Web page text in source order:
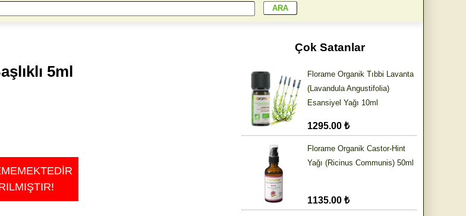
5ml
Çok Satanlar
Florame Organik Tıbbi Lavanta
(Lavandula Angustifolia)
Esansiyel Yağı 10ml
1295.00 ₺
Florame Organik Castor-Hint
Yağı (Ricinus Communis) 50ml
1135.00 ₺